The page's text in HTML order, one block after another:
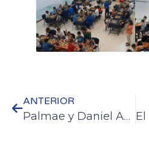
ANTERIOR
Palmae y Daniel Agostini cerraron una noche histórica de la Fiesta Nacional de la Artesanía